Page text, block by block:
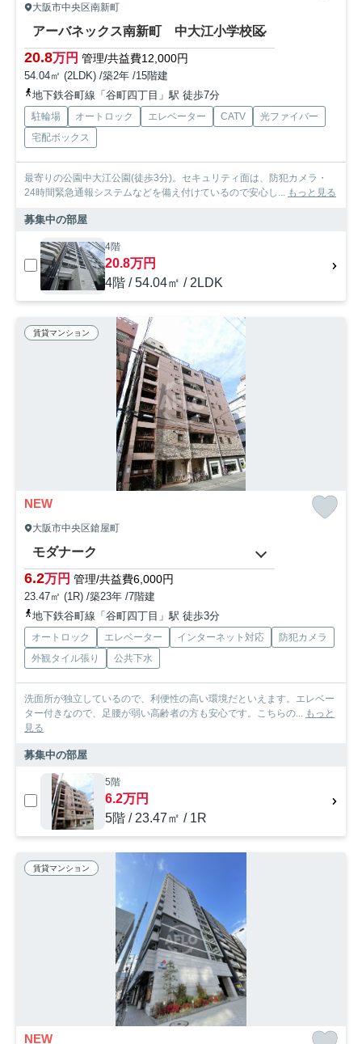
大阪市中央区南新町
アーバネックス南新町 中大江小学校区
20.8万円 管理/共益費12,000円
54.04㎡ (2LDK) /築2年 /15階建
地下鉄谷町線「谷町四丁目」駅 徒歩7分
駐輪場 オートロック エレベーター CATV
光ファイバー
宅配ボックス
最寄りの公園中大江公園(徒歩3分)。セキュリティ面は、防犯カメラ・
24時間緊急通報システムなどを備え付けているので安心し...
もっと見る
募集中の部屋
4階
20.8万円
4階 / 54.04㎡ / 2LDK
賃貸マンション
NEW
大阪市中央区鎗屋町
モダナーク
6.2万円 管理/共益費6,000円
23.47㎡ (1R) /築23年 /7階建
地下鉄谷町線「谷町四丁目」駅 徒歩3分
オートロック エレベーター インターネット対応
防犯カメラ
外観タイル張り
公共下水
洗面所が独立しているので、利便性の高い環境だといえます。エレベー
ター付きなので、足腰が弱い高齢者の方も安心です。こちらの...
もっと
見る
募集中の部屋
5階
6.2万円
5階 / 23.47㎡ / 1R
賃貸マンション
NEW